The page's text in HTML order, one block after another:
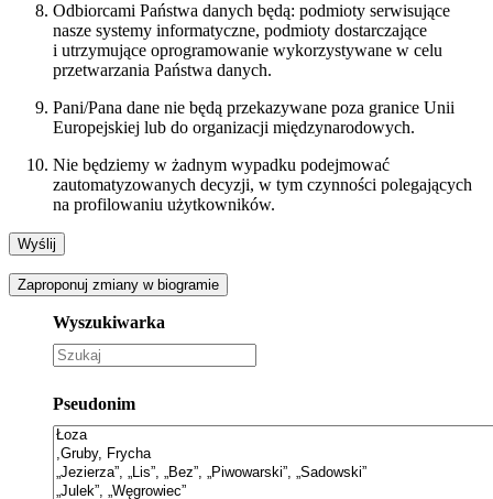
Odbiorcami Państwa danych będą: podmioty serwisujące
nasze systemy informatyczne, podmioty dostarczające
i utrzymujące oprogramowanie wykorzystywane w celu
przetwarzania Państwa danych.
Pani/Pana dane nie będą przekazywane poza granice Unii
Europejskiej lub do organizacji międzynarodowych.
Nie będziemy w żadnym wypadku podejmować
zautomatyzowanych decyzji, w tym czynności polegających
na profilowaniu użytkowników.
Zaproponuj zmiany w biogramie
Wyszukiwarka
Pseudonim